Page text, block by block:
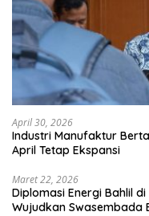
April 30, 2026
Industri Manufaktur
April Tetap Ekspansi
Maret 22, 2026
Diplomasi Energi Bahlil
Wujudkan Swasembada